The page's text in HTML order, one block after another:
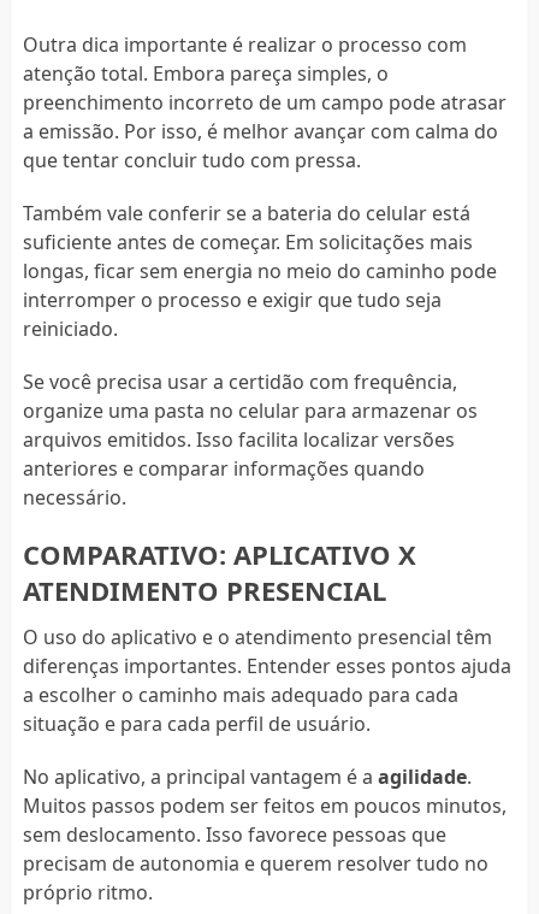
Outra dica importante é realizar o processo com
atenção total. Embora pareça simples, o
preenchimento incorreto de um campo pode atrasar
a emissão. Por isso, é melhor avançar com calma do
que tentar concluir tudo com pressa.
Também vale conferir se a bateria do celular está
suficiente antes de começar. Em solicitações mais
longas, ficar sem energia no meio do caminho pode
interromper o processo e exigir que tudo seja
reiniciado.
Se você precisa usar a certidão com frequência,
organize uma pasta no celular para armazenar os
arquivos emitidos. Isso facilita localizar versões
anteriores e comparar informações quando
necessário.
COMPARATIVO: APLICATIVO X
ATENDIMENTO PRESENCIAL
O uso do aplicativo e o atendimento presencial têm
diferenças importantes. Entender esses pontos ajuda
a escolher o caminho mais adequado para cada
situação e para cada perfil de usuário.
No aplicativo, a principal vantagem é a agilidade.
Muitos passos podem ser feitos em poucos minutos,
sem deslocamento. Isso favorece pessoas que
precisam de autonomia e querem resolver tudo no
próprio ritmo.